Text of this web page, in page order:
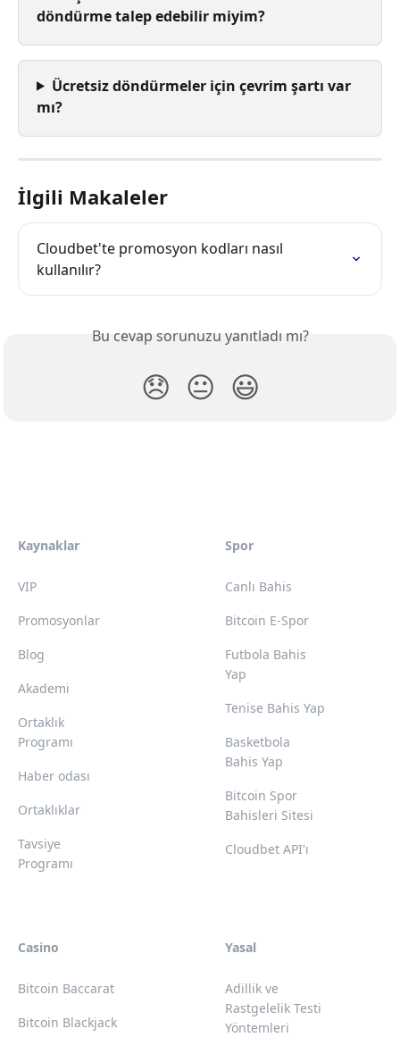
döndürme talep edebilir miyim?
Ücretsiz döndürmeler için çevrim şartı var
mı?
İlgili Makaleler
Cloudbet'te promosyon kodları nasıl
kullanılır?
Bu cevap sorunuzu yanıtladı mı?
😞 😐 😃
Kaynaklar
VIP
Promosyonlar
Blog
Akademi
Ortaklık
Programı
Haber odası
Ortaklıklar
Tavsiye
Programı
Spor
Canlı Bahis
Bitcoin E-Spor
Futbola Bahis
Yap
Tenise Bahis Yap
Basketbola
Bahis Yap
Bitcoin Spor
Bahisleri Sitesi
Cloudbet API'ı
Casino
Bitcoin Baccarat
Bitcoin Blackjack
Yasal
Adillik ve
Rastgelelik Testi
Yöntemleri